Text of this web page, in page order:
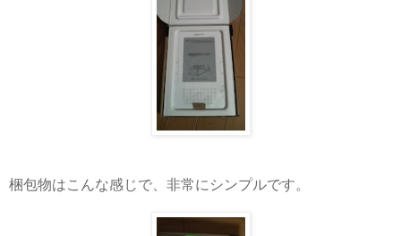
梱包物はこんな感じで、非常にシンプルです。